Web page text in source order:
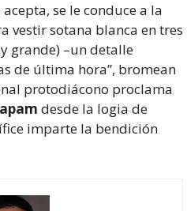
se le conduce a la
vestir sotana blanca en tres
grande) –un detalle
de última hora”, bromean
protodiácono proclama
desde la logia de
imparte la bendición